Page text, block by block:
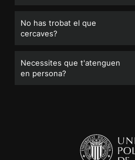
No has trobat el que
cercaves?
Necessites que t'atenguen
en persona?